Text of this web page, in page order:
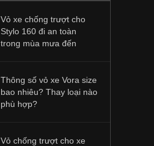
Vỏ xe chống trượt cho
Stylo 160 đi an toàn
trong mùa mưa đến
Thông số vỏ xe Vora size
bao nhiêu? Thay loại nào
phù hợp?
Vỏ chống trượt cho xe